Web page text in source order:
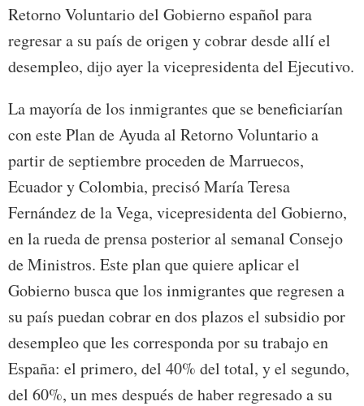
Retorno Voluntario del Gobierno español para
regresar a su país de origen y cobrar desde allí el
desempleo, dijo ayer la vicepresidenta del Ejecutivo.
La mayoría de los inmigrantes que se beneficiarían
con este Plan de Ayuda al Retorno Voluntario a
partir de septiembre proceden de Marruecos,
Ecuador y Colombia, precisó María Teresa
Fernández de la Vega, vicepresidenta del Gobierno,
en la rueda de prensa posterior al semanal Consejo
de Ministros. Este plan que quiere aplicar el
Gobierno busca que los inmigrantes que regresen a
su país puedan cobrar en dos plazos el subsidio por
desempleo que les corresponda por su trabajo en
España: el primero, del 40% del total, y el segundo,
del 60%, un mes después de haber regresado a su